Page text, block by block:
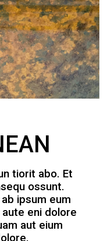
tiorit abo. Et
ossunt.
ipsum eum
eni dolore
aut eium